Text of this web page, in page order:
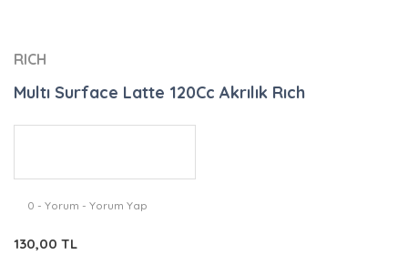
RICH
Multı Surface Latte 120Cc Akrılık Rıch
0 - Yorum - Yorum Yap
130,00 TL